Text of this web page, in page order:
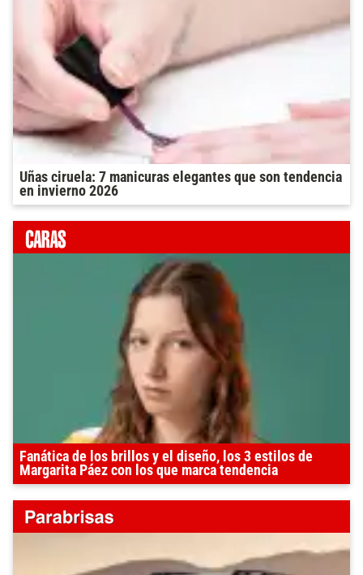
Uñas ciruela: 7 manicuras elegantes que son tendencia
en invierno 2026
Fanática de los brillos y el diseño, los 3 estilos de
Margarita Páez con los que marca tendencia